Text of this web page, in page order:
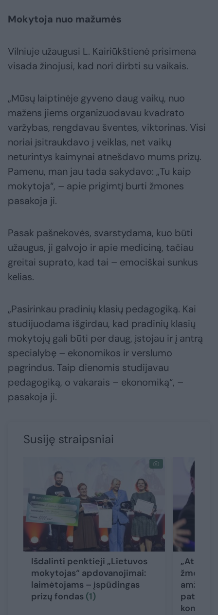
Mokytoja nuo mažumės
Vilniuje užaugusi L. Kairiūkštienė prisimena
visada žinojusi, kad nori dirbti su vaikais.
„Mūsų laiptinėje gyveno daug vaikų, nuo
mažens jiems organizuodavau kvadrato
varžybas, rengdavau šventes, viktorinas. Visi
noriai įsitraukdavo į veiklas, net vaikų
neturintys kaimynai atnešdavo mums prizų.
Pamenu, man jau tada sakydavo: „Tu kaip
mokytoja“, – apie prigimtį burti žmones
pasakoja ji.
Pasak pašnekovės, svarstydama, kuo būti
užaugus, ji galvojo ir apie mediciną, tačiau
greitai suprato, kad tai – emociškai sunkus
kelias.
„Pasirinkau pradinių klasių pedagogiką. Kai
studijuodama išgirdau, kad pradinių klasių
mokytojų gali būti per daug, įstojau ir į antrą
specialybę – ekonomikos ir verslumo
pagrindus. Taip dienomis studijavau
pedagogiką, o vakarais – ekonomiką“, –
pasakoja ji.
Susiję straipsniai
Išdalinti penktieji „Lietuvos
mokytojas“ apdovanojimai:
laimėtojams – įspūdingas
prizų fondas (1)
amžiuje